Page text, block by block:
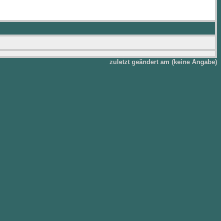
zuletzt geändert am (keine Angabe)